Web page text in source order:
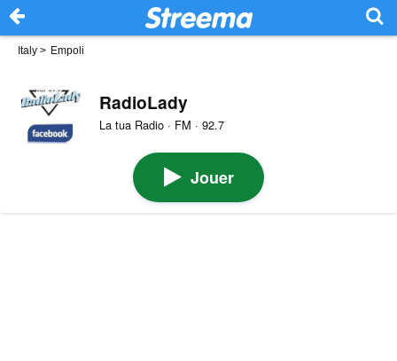
Italy > Empoli
RadioLady
La tua Radio · FM · 92.7
Jouer